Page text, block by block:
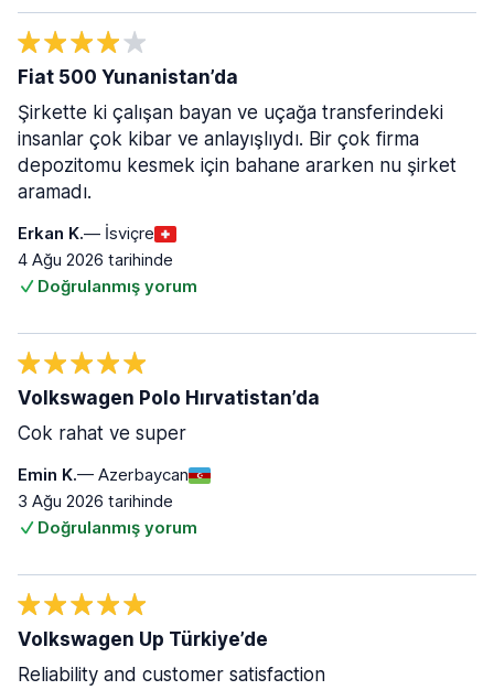
Erkan K.— İsviçre
4 Ağu 2026 tarihinde
Doğrulanmış yorum
Fiat 500 Yunanistan’da
Şirkette ki çalışan bayan ve uçağa transferindeki
insanlar çok kibar ve anlayışlıydı. Bir çok firma
depozitomu kesmek için bahane ararken nu şirket
aramadı.
Emin K.— Azerbaycan
3 Ağu 2026 tarihinde
Doğrulanmış yorum
Volkswagen Polo Hırvatistan’da
Cok rahat ve super
Volkswagen Up Türkiye’de
Reliability and customer satisfaction